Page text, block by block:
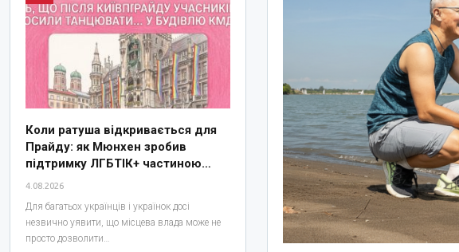
Коли ратуша відкривається для
Прайду: як Мюнхен зробив
підтримку ЛГБТІК+ частиною…
4.08.2026
Для багатьох українців і українок досі
незвично уявити, що місцева влада може не
просто дозволити…